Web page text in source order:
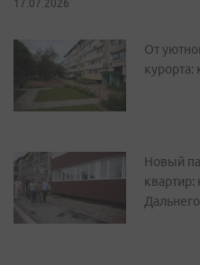
17.07.2026
От
курорта:
Новый
квартир: